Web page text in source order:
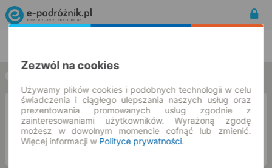
Z
DO
Zezwól na cookies
Używamy plików cookies i podobnych technologii w celu
świadczenia i ciągłego ulepszania naszych usług oraz
prezentowania promowanych usług zgodnie z
zainteresowaniami użytkowników. Wyrażoną zgodę
możesz w dowolnym momencie cofnąć lub zmienić.
Więcej informacji w Polityce prywatności.